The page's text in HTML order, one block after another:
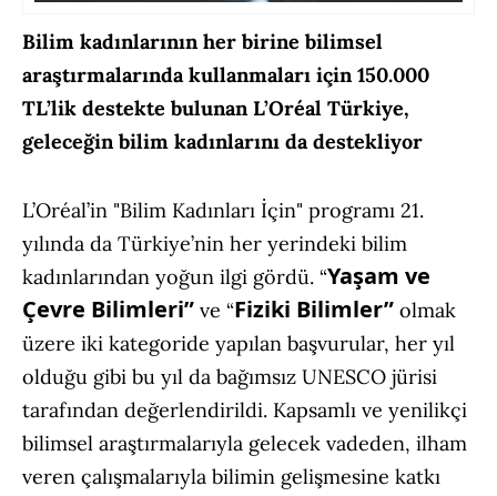
Bilim kadınlarının her birine bilimsel
araştırmalarında kullanmaları için 150.000
TL’lik destekte bulunan L’Oréal Türkiye,
geleceğin bilim kadınlarını da destekliyor
L’Oréal’in "Bilim Kadınları İçin" programı 21.
yılında da Türkiye’nin her yerindeki bilim
kadınlarından yoğun ilgi gördü. “Yaşam ve
Çevre Bilimleri” ve “Fiziki Bilimler” olmak
üzere iki kategoride yapılan başvurular, her yıl
olduğu gibi bu yıl da bağımsız UNESCO jürisi
tarafından değerlendirildi. Kapsamlı ve yenilikçi
bilimsel araştırmalarıyla gelecek vadeden, ilham
veren çalışmalarıyla bilimin gelişmesine katkı